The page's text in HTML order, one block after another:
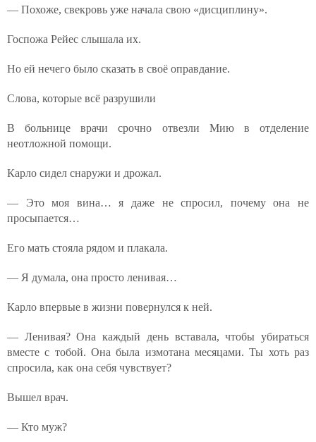
— Похоже, свекровь уже начала свою «дисциплину».
Госпожа Рейес слышала их.
Но ей нечего было сказать в своё оправдание.
Слова, которые всё разрушили
В больнице врачи срочно отвезли Мию в отделение
неотложной помощи.
Карло сидел снаружи и дрожал.
— Это моя вина… я даже не спросил, почему она не
просыпается…
Его мать стояла рядом и плакала.
— Я думала, она просто ленивая…
Карло впервые в жизни повернулся к ней.
— Ленивая? Она каждый день вставала, чтобы убираться
вместе с тобой. Она была измотана месяцами. Ты хоть раз
спросила, как она себя чувствует?
Вышел врач.
— Кто муж?